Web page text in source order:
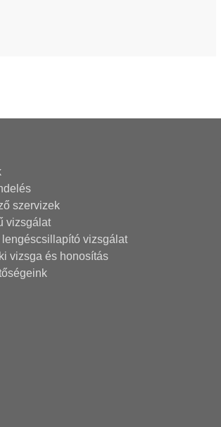
szervizek
vizsgálat
lengéscsillapító vizsgálat
vizsga és honosítás